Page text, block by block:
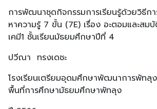
การพัฒนาชุดกิจกรรมการเรียนรู้ด้วยวิธีกา
หาความรู้ 7 ขั้น (7E) เรื่อง อะตอมและสม
เคมี1 ชั้นเรียนมัธยมศึกษาปีที่ 4
ปวีณา ทรงเดชะ
โรงเรียนเตรียมอุดมศึกษาพัฒนาการพัทลุ
พื้นที่การศึกษามัธยมศึกษาพัทลุง